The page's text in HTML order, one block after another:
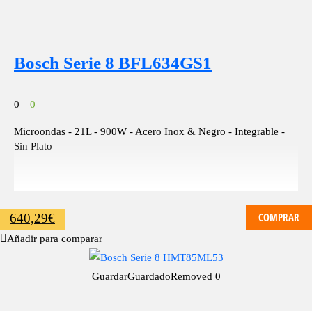
Bosch Serie 8 BFL634GS1
0 0
Microondas - 21L - 900W - Acero Inox & Negro - Integrable -
Sin Plato
640,29€ COMPRAR
Añadir para comparar
GuardarGuardadoRemoved 0